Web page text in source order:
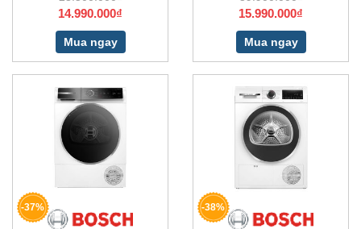
14.990.000₫
Mua ngay
15.990.000₫
Mua ngay
-37% -38%